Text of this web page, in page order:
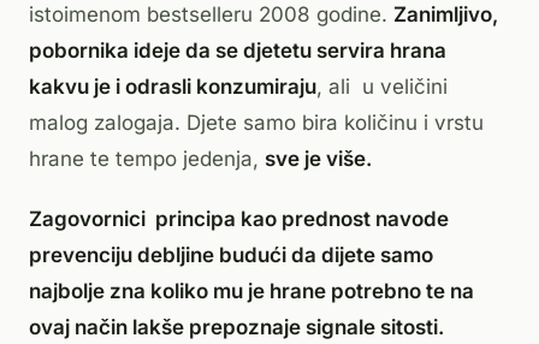
istoimenom bestselleru 2008 godine. Zanimljivo,
pobornika ideje da se djetetu servira hrana
kakvu je i odrasli konzumiraju, ali u veličini
malog zalogaja. Djete samo bira količinu i vrstu
hrane te tempo jedenja, sve je više.
Zagovornici principa kao prednost navode
prevenciju debljine budući da dijete samo
najbolje zna koliko mu je hrane potrebno te na
ovaj način lakše prepoznaje signale sitosti.